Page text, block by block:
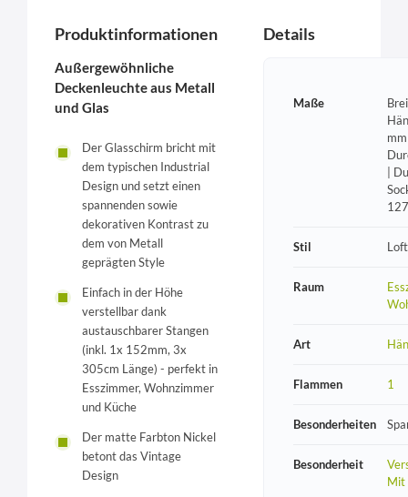
Produktinformationen
Außergewöhnliche
Deckenleuchte aus Metall
und Glas
Der Glasschirm bricht mit
dem typischen Industrial
Design und setzt einen
spannenden sowie
dekorativen Kontrast zu
dem von Metall
geprägten Style
Einfach in der Höhe
verstellbar dank
austauschbarer Stangen
(inkl. 1x 152mm, 3x
305cm Länge) - perfekt in
Esszimmer, Wohnzimmer
und Küche
Der matte Farbton Nickel
betont das Vintage
Design
Details
Maße
|
Stil
Raum
Art
Flammen 1
Besonderheiten
Besonderheit
Mit